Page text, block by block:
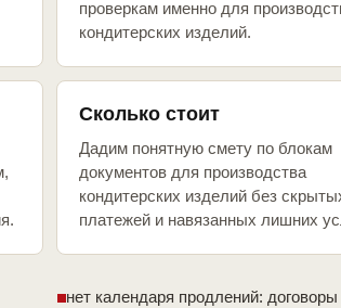
проверкам именно для
кондитерских изделий.
Сколько стоит
Дадим понятную смету по блокам
документов для производства
кондитерских изделий без
платежей и навязанных лишних
нет календаря продлений: договоры